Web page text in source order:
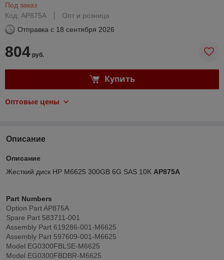
Под заказ
Код: AP875A
Опт и розница
Отправка с 18 сентября 2026
804 руб.
Купить
Оптовые цены
Описание
Описание
Жесткий диск HP M6625 300GB 6G SAS 10K AP875A
Part Numbers
Option Part AP875A
Spare Part 583711-001
Assembly Part 619286-001-M6625
Assembly Part 597609-001-M6625
Model EG0300FBLSE-M6625
Model EG0300FBDBR-M6625